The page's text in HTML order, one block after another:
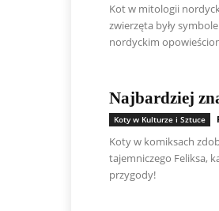
Kot w mitologii
zwierzęta były
nordyckim
Najbardziej
Koty w Kulturze i Sztuce
Koty w komiksach
tajemniczego Feliksa,
przygody!